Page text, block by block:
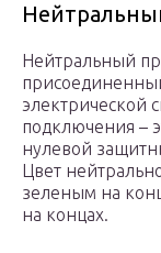
Нейтральный
электрической
подключения –
нулевой
Цвет
зеленым на
на концах.